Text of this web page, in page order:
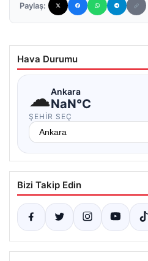
Paylaş:
Hava Durumu
☁Ankara
NaN°C
ŞEHIR SEÇ
Bizi Takip Edin